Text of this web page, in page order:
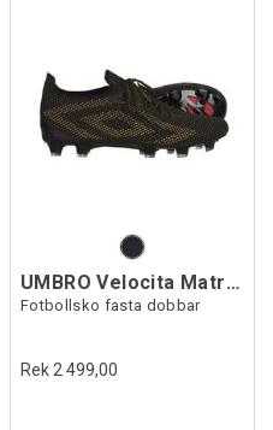
UMBRO Velocita Matrix Pro FG
Fotbollsko fasta dobbar
Rek 2 499,00